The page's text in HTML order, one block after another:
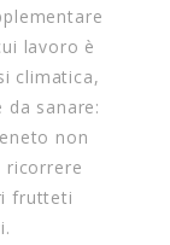
lavoro è
climatica,
sanare:
non
ricorrere
frutteti